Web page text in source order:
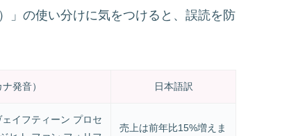
」の使い分けに気をつけると、誤読を防
発音） 日本語訳
イフティーン プロセ
売上は前年比15%増えま